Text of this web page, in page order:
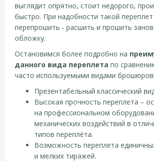
выглядит опрятно, стоит недорого,
быстро. При надобности такой
перепрошить - расшить и прошить
обложку.
Остановимся более подробно на
данного вида переплета по
часто используемыми видами
Презентабельный классический
Высокая прочность переплета –
на профессиональном
механических воздействий в
типов переплёта.
Возможность переплета
и мелких тиражей.